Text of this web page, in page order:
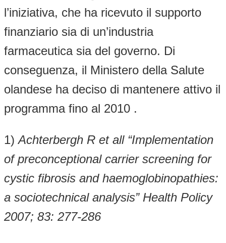
l’iniziativa, che ha ricevuto il supporto
finanziario sia di un’industria
farmaceutica sia del governo. Di
conseguenza, il Ministero della Salute
olandese ha deciso di mantenere attivo il
programma fino al 2010 .
1)Achterbergh R et all “Implementation
of preconceptional carrier screening for
cystic fibrosis and haemoglobinopathies:
a sociotechnical analysis” Health Policy
2007; 83: 277-286